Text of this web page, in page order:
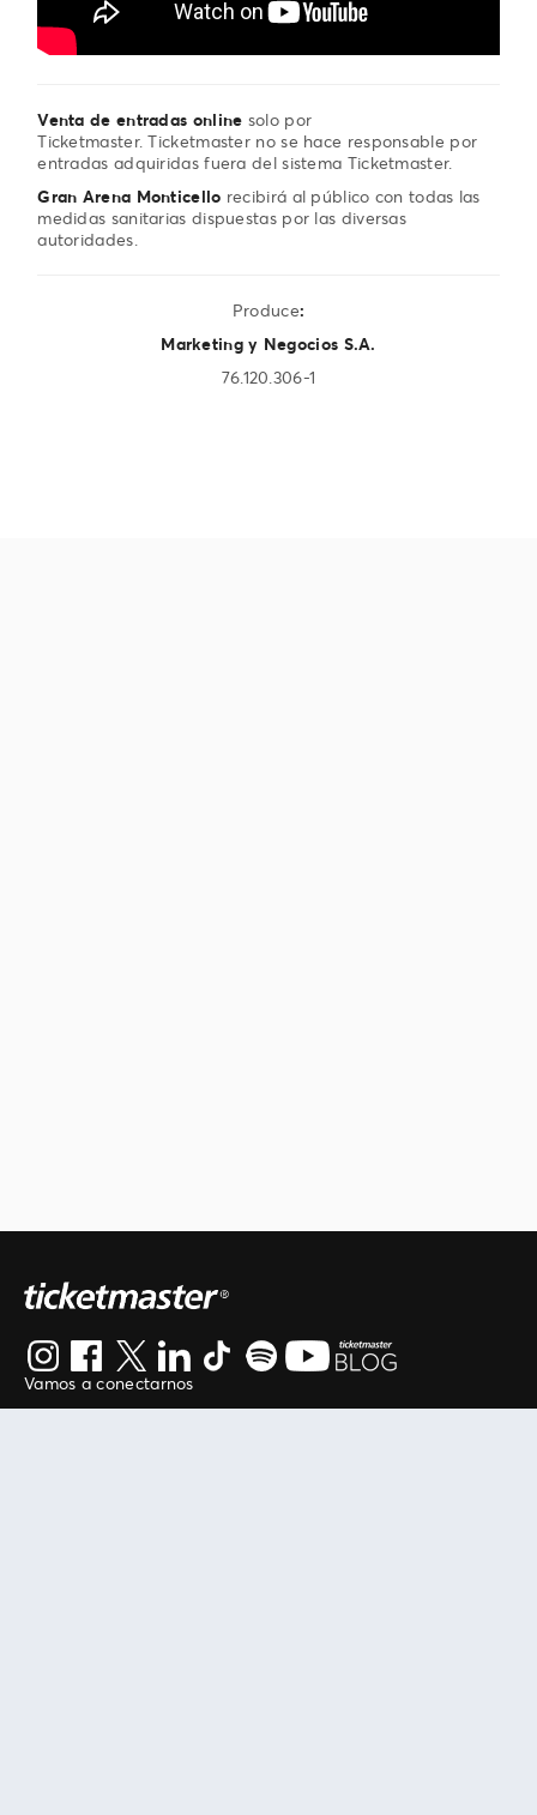
Venta de entradas online solo por
Ticketmaster. Ticketmaster no se hace responsable por
entradas adquiridas fuera del sistema Ticketmaster.
Gran Arena Monticello recibirá al público con todas las
medidas sanitarias dispuestas por las diversas
autoridades.
Produce:
Marketing y Negocios S.A.
76.120.306-1
Vamos a conectarnos